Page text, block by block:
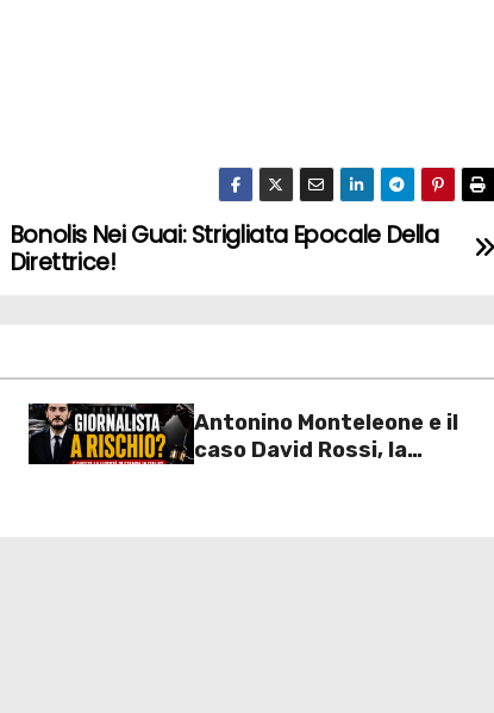
Bonolis Nei Guai: Strigliata Epocale Della
Direttrice!
Antonino Monteleone e il
caso David Rossi, la